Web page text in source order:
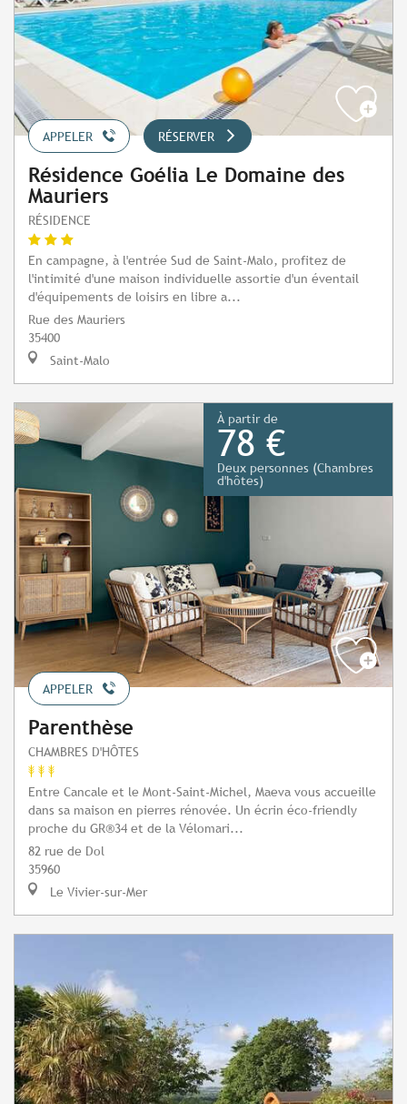
APPELER RÉSERVER
Résidence Goélia Le Domaine des
Mauriers
RÉSIDENCE
En campagne, à l'entrée Sud de Saint-Malo, profitez de
l'intimité d'une maison individuelle assortie d'un éventail
d'équipements de loisirs en libre a...
Rue des Mauriers
35400
Saint-Malo
À partir de
78 €
Deux personnes (Chambres
d'hôtes)
APPELER
Parenthèse
CHAMBRES D'HÔTES
Entre Cancale et le Mont-Saint-Michel, Maeva vous accueille
dans sa maison en pierres rénovée. Un écrin éco-friendly
proche du GR®34 et de la Vélomari...
82 rue de Dol
35960
Le Vivier-sur-Mer